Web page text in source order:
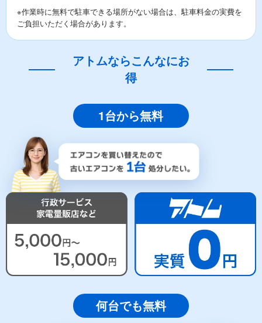
※作業時に無料で駐車できる場所がない場合は、駐車料金の実費を
ご負担いただく場合があります。
アトムならこんなにお
得
1台から無料
何台でも無料